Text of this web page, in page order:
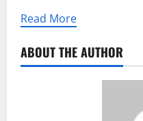
Read More
ABOUT THE AUTHOR